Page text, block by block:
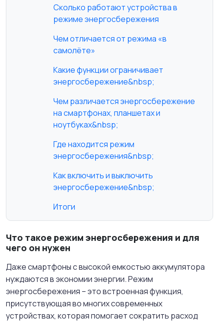
Сколько работают устройства в
режиме энергосбережения
Чем отличается от режима «в
самолёте»
Какие функции ограничивает
энергосбережение&nbsp;
Чем различается энергосбережение
на смартфонах, планшетах и
ноутбуках&nbsp;
Где находится режим
энергосбережения&nbsp;
Как включить и выключить
энергосбережение&nbsp;
Итоги
Что такое режим энергосбережения и для
чего он нужен
Даже смартфоны с высокой емкостью аккумулятора
нуждаются в экономии энергии. Режим
энергосбережения – это встроенная функция,
присутствующая во многих современных
устройствах, которая помогает сократить расход